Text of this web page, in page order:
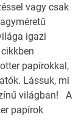
vagy csak
igazi
papírokkal,
Lássuk, mi
világban! A
papírok